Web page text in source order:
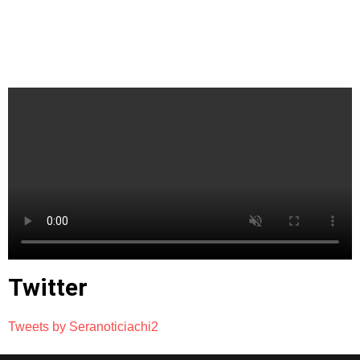
Twitter
Tweets by Seranoticiachi2